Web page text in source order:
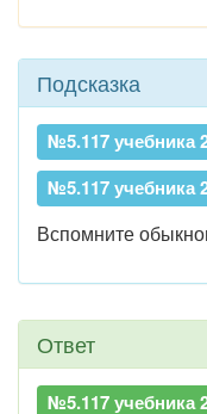
Подсказка
№5.117 учебника
№5.117 учебника
Вспомните
Ответ
№5.117 учебника